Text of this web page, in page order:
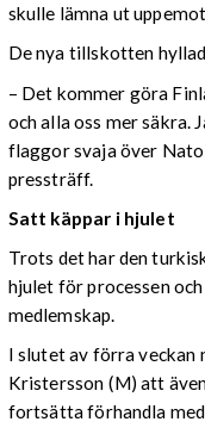
skulle lämna ut
De nya tillskotten
– Det kommer göra
och alla oss mer säkra.
flaggor svaja över
pressträff.
Satt käppar i hjulet
Trots det har den
hjulet för processen
medlemskap.
I slutet av förra veckan
Kristersson (M) att
fortsätta förhandla med